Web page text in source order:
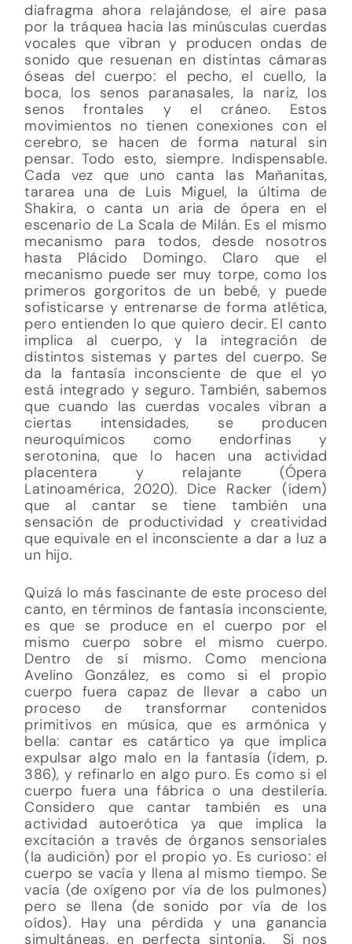
diafragma ahora relajándose, el aire pasa
por la tráquea hacia las minúsculas cuerdas
vocales que vibran y producen ondas de
sonido que resuenan en distintas cámaras
óseas del cuerpo: el pecho, el cuello, la
boca, los senos paranasales, la nariz, los
senos frontales y el cráneo. Estos
movimientos no tienen conexiones con el
cerebro, se hacen de forma natural sin
pensar. Todo esto, siempre. Indispensable.
Cada vez que uno canta las Mañanitas,
tararea una de Luis Miguel, la última de
Shakira, o canta un aria de ópera en el
escenario de La Scala de Milán. Es el mismo
mecanismo para todos, desde nosotros
hasta Plácido Domingo. Claro que el
mecanismo puede ser muy torpe, como los
primeros gorgoritos de un bebé, y puede
sofisticarse y entrenarse de forma atlética,
pero entienden lo que quiero decir. El canto
implica al cuerpo, y la integración de
distintos sistemas y partes del cuerpo. Se
da la fantasía inconsciente de que el yo
está integrado y seguro. También, sabemos
que cuando las cuerdas vocales vibran a
ciertas intensidades, se producen
neuroquímicos como endorfinas y
serotonina, que lo hacen una actividad
placentera y relajante (Ópera
Latinoamérica, 2020). Dice Racker (ídem)
que al cantar se tiene también una
sensación de productividad y creatividad
que equivale en el inconsciente a dar a luz a
un hijo.
Quizá lo más fascinante de este proceso del
canto, en términos de fantasía inconsciente,
es que se produce en el cuerpo por el
mismo cuerpo sobre el mismo cuerpo.
Dentro de sí mismo. Como menciona
Avelino González, es como si el propio
cuerpo fuera capaz de llevar a cabo un
proceso de transformar contenidos
primitivos en música, que es armónica y
bella: cantar es catártico ya que implica
expulsar algo malo en la fantasía (ídem, p.
386), y refinarlo en algo puro. Es como si el
cuerpo fuera una fábrica o una destilería.
Considero que cantar también es una
actividad autoerótica ya que implica la
excitación a través de órganos sensoriales
(la audición) por el propio yo. Es curioso: el
cuerpo se vacía y llena al mismo tiempo. Se
vacía (de oxígeno por vía de los pulmones)
pero se llena (de sonido por vía de los
oídos). Hay una pérdida y una ganancia
simultáneas, en perfecta sintonía. Si nos